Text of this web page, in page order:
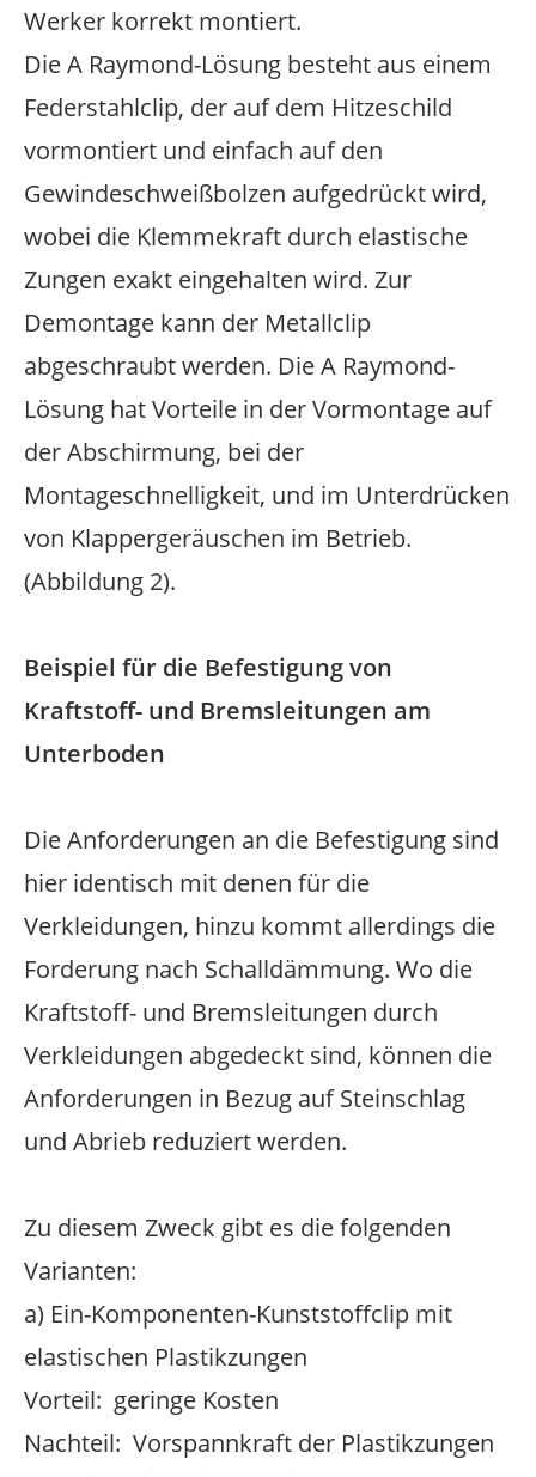
Werker korrekt montiert.
Die A Raymond-Lösung besteht aus einem
Federstahlclip, der auf dem Hitzeschild
vormontiert und einfach auf den
Gewindeschweißbolzen aufgedrückt wird,
wobei die Klemmekraft durch elastische
Zungen exakt eingehalten wird. Zur
Demontage kann der Metallclip
abgeschraubt werden. Die A Raymond-
Lösung hat Vorteile in der Vormontage auf
der Abschirmung, bei der
Montageschnelligkeit, und im Unterdrücken
von Klappergeräuschen im Betrieb.
(Abbildung 2).
Beispiel für die Befestigung von
Kraftstoff- und Bremsleitungen am
Unterboden
Die Anforderungen an die Befestigung sind
hier identisch mit denen für die
Verkleidungen, hinzu kommt allerdings die
Forderung nach Schalldämmung. Wo die
Kraftstoff- und Bremsleitungen durch
Verkleidungen abgedeckt sind, können die
Anforderungen in Bezug auf Steinschlag
und Abrieb reduziert werden.
Zu diesem Zweck gibt es die folgenden
Varianten:
a) Ein-Komponenten-Kunststoffclip mit
elastischen Plastikzungen
Vorteil: geringe Kosten
Nachteil: Vorspannkraft der Plastikzungen